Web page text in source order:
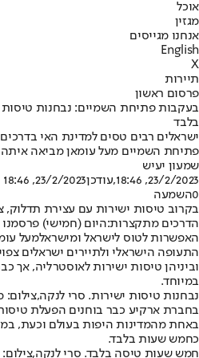
אוכל
מגזין
אנחנו מגייסים
English
X
תיירות
פרסום ראשון
בעקבות פתיחת השמיים: נבחנות
בלבד
ישראלים רבים טסים למדינת האי
פתיחת השמיים מעל עומאן מביאה
שמעון יעיש
23/2/2023, 18:46
,עודכן23/2/2023, 18:46
0השמעה
בקרוב טיסות ישירות עם עצירת תדלוק,
הדרכים מתקצרות:היום (חמישי)
האפשרות לטוס לישראל ומישראלמעל
התעופה הישראלי ולתיירים ישראלים
וביניהן טיסות ישירות לאוסטרליה, אך
במיוחד.
נבחנות טיסות ישירות. סרי
בחברת ארקיע כבר בוחנים הפעלת
באחת מהמדינות היפות בעולם וכעת,
כחמש שעות בלבד.
חמש שעות טיסה בלבד. סרי